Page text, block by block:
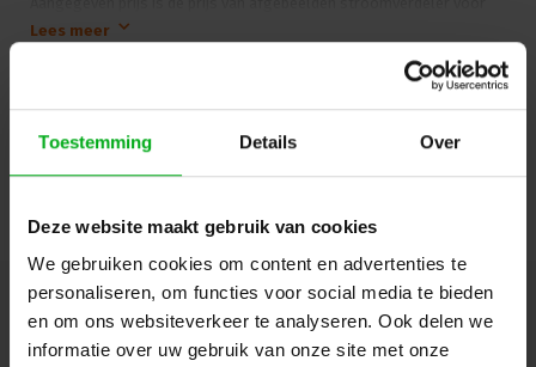
Toestemming Details Over
Deze website maakt gebruik van cookies
We gebruiken cookies om content en advertenties te
personaliseren, om functies voor social media te bieden
en om ons websiteverkeer te analyseren. Ook delen we
informatie over uw gebruik van onze site met onze
aanpassingen word een meerprijs berekend.
Stroom-verdeling is de ruggengraat van elk optreden, geluid-, licht-
en beeldsysteem. Bedrijfszekerheid, compatibiliteit, veiligheid en
standaardisering van een stroom-verdeel systeem, zijn de factoren
die niet alleen de gebruikers beschermen, maar ook diegene die
verantwoordelijk zijn voor het installeren van de complete
infrastructuur met een flexibel stroom distributie systeem die overal
SRS stroom distributie systemen staan wereldwijd bekend als
degelijk, uitstekende prijs/kwaliteit verhouding en degelijke
geconstrueerd, ze worden toegepast bij grote en kleine
evenementen en zijn verkrijgbaar tot 400A per fase. SRS produceert
een complete range stroomverdelers voor touring en vaste
installatie op klant specificatie!
Lees meer
Hulp of advies nodig?Ons team staat graag voor